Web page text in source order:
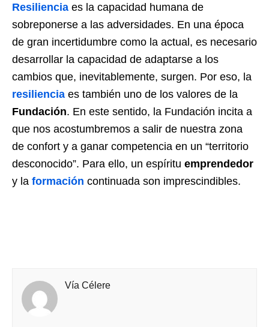
Resiliencia es la capacidad humana de
sobreponerse a las adversidades. En una época
de gran incertidumbre como la actual, es necesario
desarrollar la capacidad de adaptarse a los
cambios que, inevitablemente, surgen. Por eso, la
resiliencia es también uno de los valores de la
Fundación. En este sentido, la Fundación incita a
que nos acostumbremos a salir de nuestra zona
de confort y a ganar competencia en un “territorio
desconocido”. Para ello, un espíritu emprendedor
y la formación continuada son imprescindibles.
Vía Célere